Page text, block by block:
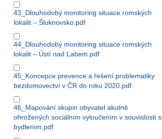
43_Dlouhodobý monitoring situace romských
lokalit – Šluknovsko.pdf
44_Dlouhodobý monitoring situace romských
lokalit – Ústí nad Labem.pdf
45_Koncepce prevence a řešení problematiky
bezdomovectví v ČR do roku 2020.pdf
46_Mapování skupin obyvatel akutně
ohrožených sociálním vyloučením v souvislosti s
bydlením.pdf